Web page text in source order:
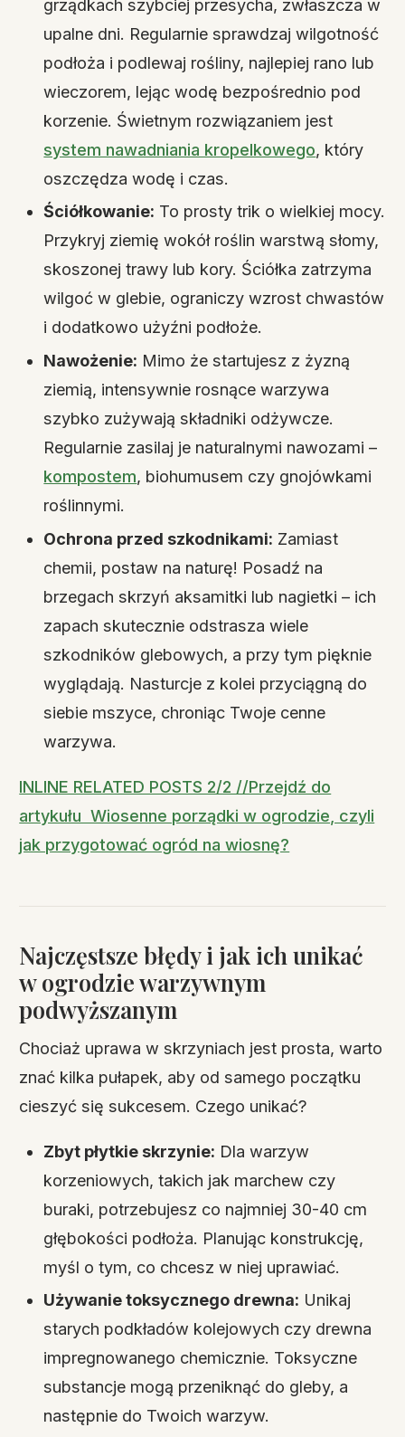
grządkach szybciej przesycha, zwłaszcza w
upalne dni. Regularnie sprawdzaj wilgotność
podłoża i podlewaj rośliny, najlepiej rano lub
wieczorem, lejąc wodę bezpośrednio pod
korzenie. Świetnym rozwiązaniem jest
system nawadniania kropelkowego, który
oszczędza wodę i czas.
Ściółkowanie: To prosty trik o wielkiej mocy.
Przykryj ziemię wokół roślin warstwą słomy,
skoszonej trawy lub kory. Ściółka zatrzyma
wilgoć w glebie, ograniczy wzrost chwastów
i dodatkowo użyźni podłoże.
Nawożenie: Mimo że startujesz z żyzną
ziemią, intensywnie rosnące warzywa
szybko zużywają składniki odżywcze.
Regularnie zasilaj je naturalnymi nawozami –
kompostem, biohumusem czy gnojówkami
roślinnymi.
Ochrona przed szkodnikami: Zamiast
chemii, postaw na naturę! Posadź na
brzegach skrzyń aksamitki lub nagietki – ich
zapach skutecznie odstrasza wiele
szkodników glebowych, a przy tym pięknie
wyglądają. Nasturcje z kolei przyciągną do
siebie mszyce, chroniąc Twoje cenne
warzywa.
INLINE RELATED POSTS 2/2 //Przejdź do
artykułu Wiosenne porządki w ogrodzie, czyli
jak przygotować ogród na wiosnę?
Najczęstsze błędy i jak ich unikać
w ogrodzie warzywnym
podwyższanym
Chociaż uprawa w skrzyniach jest prosta, warto
znać kilka pułapek, aby od samego początku
cieszyć się sukcesem. Czego unikać?
Zbyt płytkie skrzynie: Dla warzyw
korzeniowych, takich jak marchew czy
buraki, potrzebujesz co najmniej 30-40 cm
głębokości podłoża. Planując konstrukcję,
myśl o tym, co chcesz w niej uprawiać.
Używanie toksycznego drewna: Unikaj
starych podkładów kolejowych czy drewna
impregnowanego chemicznie. Toksyczne
substancje mogą przeniknąć do gleby, a
następnie do Twoich warzyw.